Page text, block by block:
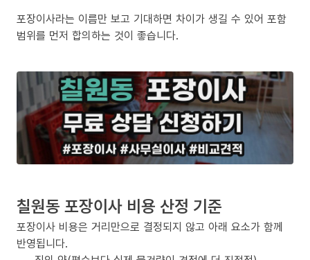
포장이사라는 이름만 보고 기대하면 차이가 생길 수 있어 포함
범위를 먼저 합의하는 것이 좋습니다.
칠원동 포장이사 비용 산정 기준
포장이사 비용은 거리만으로 결정되지 않고 아래 요소가 함께
반영됩니다.